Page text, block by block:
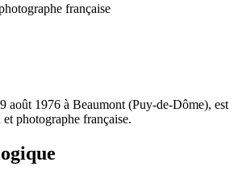
française
août 1976 à Beaumont (Puy-de-Dôme), est
photographe française.